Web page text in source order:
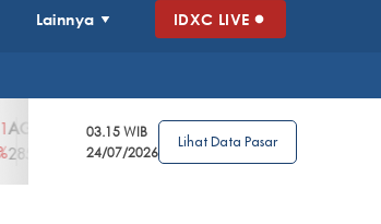
Lainnya IDXC LIVE
3.39%
AGRO
4
2.63%
0%
03.15 WIB
24/07/2026
Lihat Data Pasar